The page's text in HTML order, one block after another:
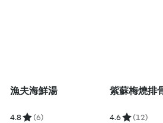
漁夫海鮮湯
4.8 (6)
紫蘇梅燒排
4.6 (12)